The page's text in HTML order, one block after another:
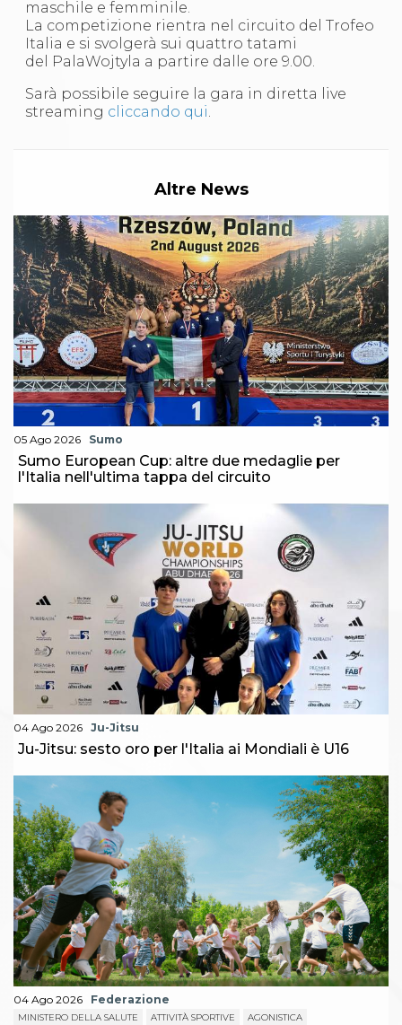
S'istrumpa
News
Calendario Attività
Difesa Personale MGA
La disciplina
News
Merchandising
News
Newsletter
Catalogo formativo
Webinar
Corsi Monotematici
Corsi di Specializzazione
Corsi FIJLKAM-FISDIR
Corsi Preparatore Fisico
Edutraining class - Didattica infantile
Corso dirigenti sportivi
Corso Direttore di Gara
Abilitazioni
Sportello Fiscale
Modulistica
FAQ
Sostenibilità
Documenti
maschile e femminile.
La competizione rientra nel circuito del Trofeo
Italia e si svolgerà sui quattro tatami
del PalaWojtyla a partire dalle ore 9.00.
Sarà possibile seguire la gara in diretta live
streaming cliccando qui.
Altre News
05 Ago 2026 Sumo
Sumo European Cup: altre due medaglie per
l'Italia nell'ultima tappa del circuito
04 Ago 2026 Ju-Jitsu
Ju-Jitsu: sesto oro per l'Italia ai Mondiali è U16
04 Ago 2026 Federazione
MINISTERO DELLA SALUTE ATTIVITÀ SPORTIVE AGONISTICA